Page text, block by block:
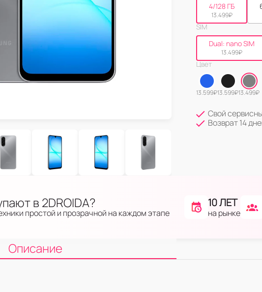
4/128 ГБ
13.499₽
SIM
Dual: nano SIM
13.499₽
Цвет
13.599₽13.599₽13.499₽
Свой
Возврат 14
в 2DROIDA?
простой и прозрачной на каждом этапе
10 ЛЕТ
на рынке
Описание